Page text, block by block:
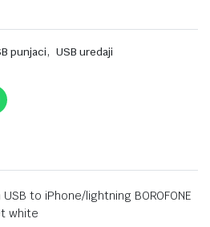
punjaci, USB uredaji
to iPhone/lightning BOROFONE
white